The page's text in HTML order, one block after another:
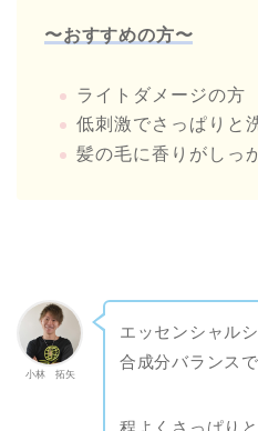
〜おすすめの方〜
ライトダメージの方
低刺激でさっぱりと
髪の毛に香りがしっ
小林 拓矢
エッセンシャル
合成分バランスで
程よくさっぱり